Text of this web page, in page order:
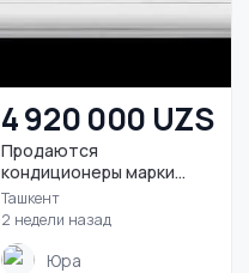
4 920 000 UZS
Продаются
кондиционеры марки
WELKIN
Ташкент
2 недели назад
Юра